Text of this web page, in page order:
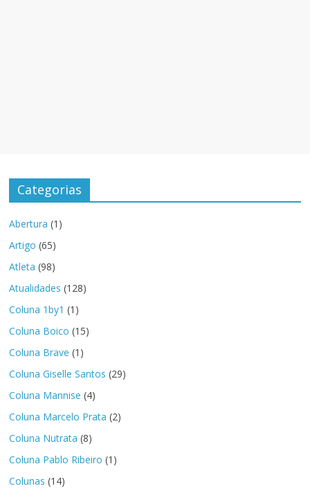
Categorias
Abertura (1)
Artigo (65)
Atleta (98)
Atualidades (128)
Coluna 1by1 (1)
Coluna Boico (15)
Coluna Brave (1)
Coluna Giselle Santos (29)
Coluna Mannise (4)
Coluna Marcelo Prata (2)
Coluna Nutrata (8)
Coluna Pablo Ribeiro (1)
Colunas (14)